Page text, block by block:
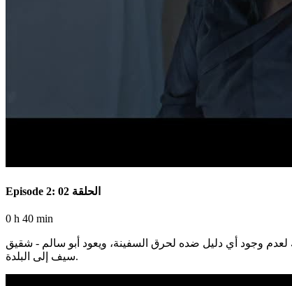
Episode 2: الحلقة 02
0 h 40 min
وجود أي دليل ضده لحرق السفينة، ويعود أبو سالم - شقيق
سيف إلى البلدة.